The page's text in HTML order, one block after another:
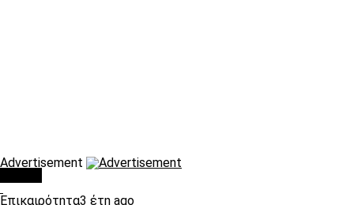
Advertisement
Επικαιρότητα3 έτη ago